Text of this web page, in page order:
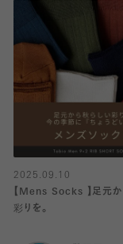
2025.09.10
【Mens Socks 】足元か
彩りを。